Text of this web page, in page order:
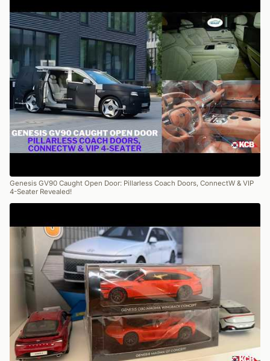
Genesis GV90 Caught Open Door: Pillarless Coach Doors, ConnectW & VIP
4-Seater Revealed!